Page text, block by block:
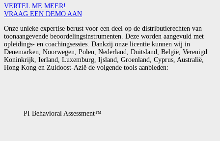
VERTEL ME MEER!
VRAAG EEN DEMO AAN
Onze unieke expertise berust voor een deel op de distributierechten van
toonaangevende beoordelingsinstrumenten. Deze worden aangevuld met
opleidings- en coachingsessies. Dankzij onze licentie kunnen wij in
Denemarken, Noorwegen, Polen, Nederland, Duitsland, België, Verenigd
Koninkrijk, Ierland, Luxemburg, Ijsland, Groenland, Cyprus, Australië,
Hong Kong en Zuidoost-Azië de volgende tools aanbieden:
PI Behavioral Assessment™